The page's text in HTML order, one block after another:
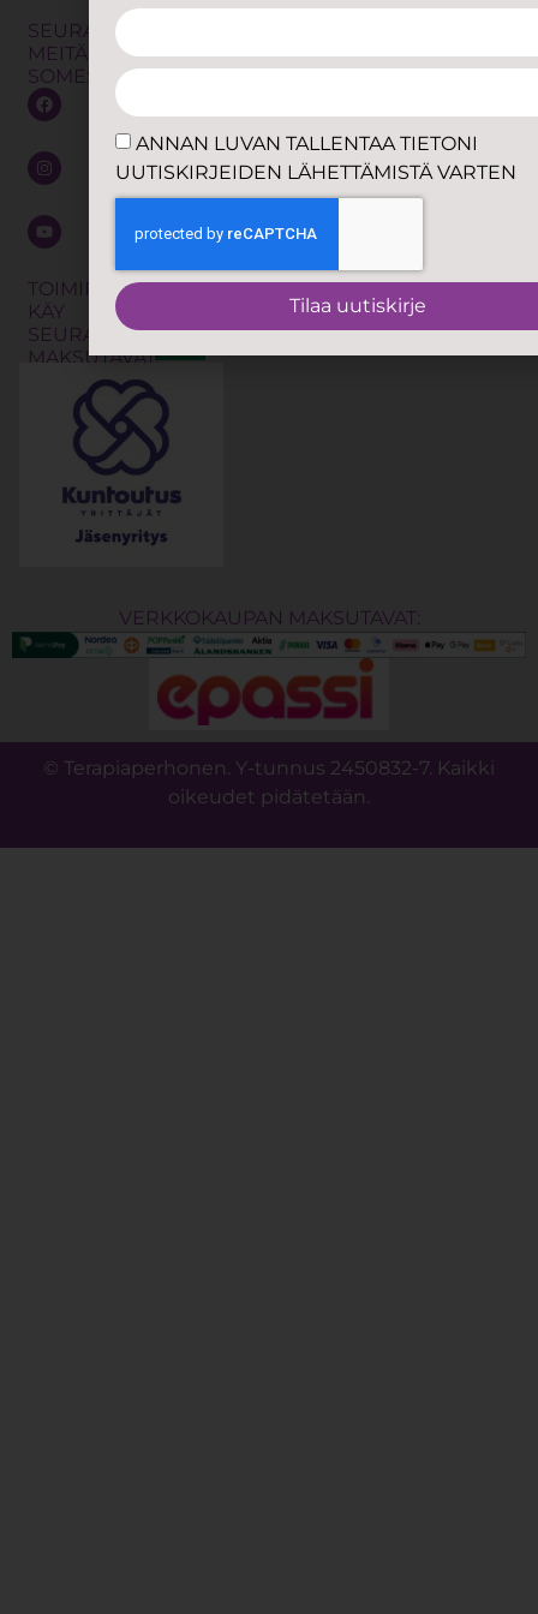
SEURAA
MEITÄ
SOMESSA
TOIMIPISTEISSÄMME
KÄY
SEURAAVAT
MAKSUTAVAT:
Trauma
exercises
eli TRE
Kalevalainen
Shibari
Työnohjaus
Koulutukset
Yhteistyö
palautetta
Jätä
soittopyyntö
VARTEN
uutiskirje
VERKKOKAUPAN MAKSUTAVAT:
© Terapiaperhonen. Y-tunnus 2450832-7. Kaikki
oikeudet pidätetään.
ANNAN LUVAN TALLENTAA TIETONI
UUTISKIRJEIDEN LÄHETTÄMISTÄ VARTEN
Tilaa uutiskirje